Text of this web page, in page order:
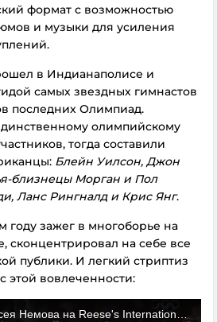
формат с возможностью
и музыки для усиления
в Индианаполисе и
самых звездных гимнастов
последних Олимпиад.
олимпийскому
тогда составили
Блейн Уилсон, Джон
близнецы Морган и Пол
Ланс Рингналд и Крис Янг.
году зажег в многоборье на
сконцентрировал на себе все
публики. И легкий стриптиз
этой вовлеченности: